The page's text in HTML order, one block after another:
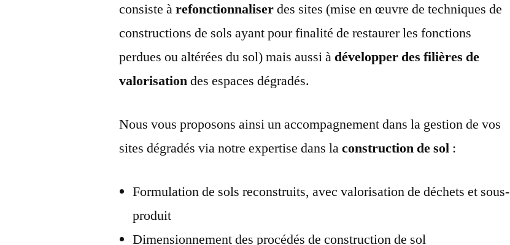
consiste àrefonctionnaliserdes sites (mise en œuvre de techniques de
constructions de sols ayant pour finalité de restaurer les fonctions
perdues ou altérées du sol) mais aussi à développer des filières de
valorisationdes espaces dégradés.
Nous vous proposons ainsi un accompagnement dans la gestion de vos
sites dégradés via notre expertise dans laconstruction de sol :
Formulation de sols reconstruits, avec valorisation de déchets et sous-
produit
Dimensionnement des procédés de construction de sol